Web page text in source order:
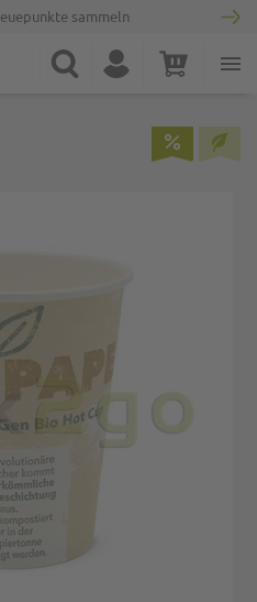
sammeln
Suche Konto Warenkorb